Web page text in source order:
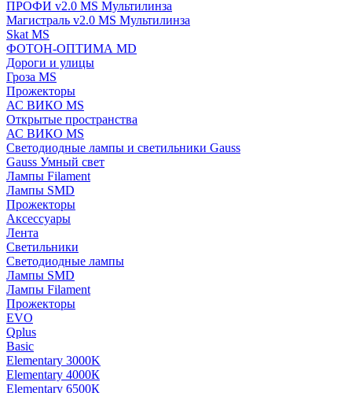
ПРОФИ v2.0 MS Мультилинза
Магистраль v2.0 MS Мультилинза
Skat MS
ФОТОН-ОПТИМА MD
Дороги и улицы
Гроза MS
Прожекторы
АС ВИКО MS
Открытые пространства
АС ВИКО MS
Светодиодные лампы и светильники Gauss
Gauss Умный свет
Лампы Filament
Лампы SMD
Прожекторы
Аксессуары
Лента
Светильники
Светодиодные лампы
Лампы SMD
Лампы Filament
Прожекторы
EVO
Qplus
Basic
Elementary 3000K
Elementary 4000К
Elementary 6500К